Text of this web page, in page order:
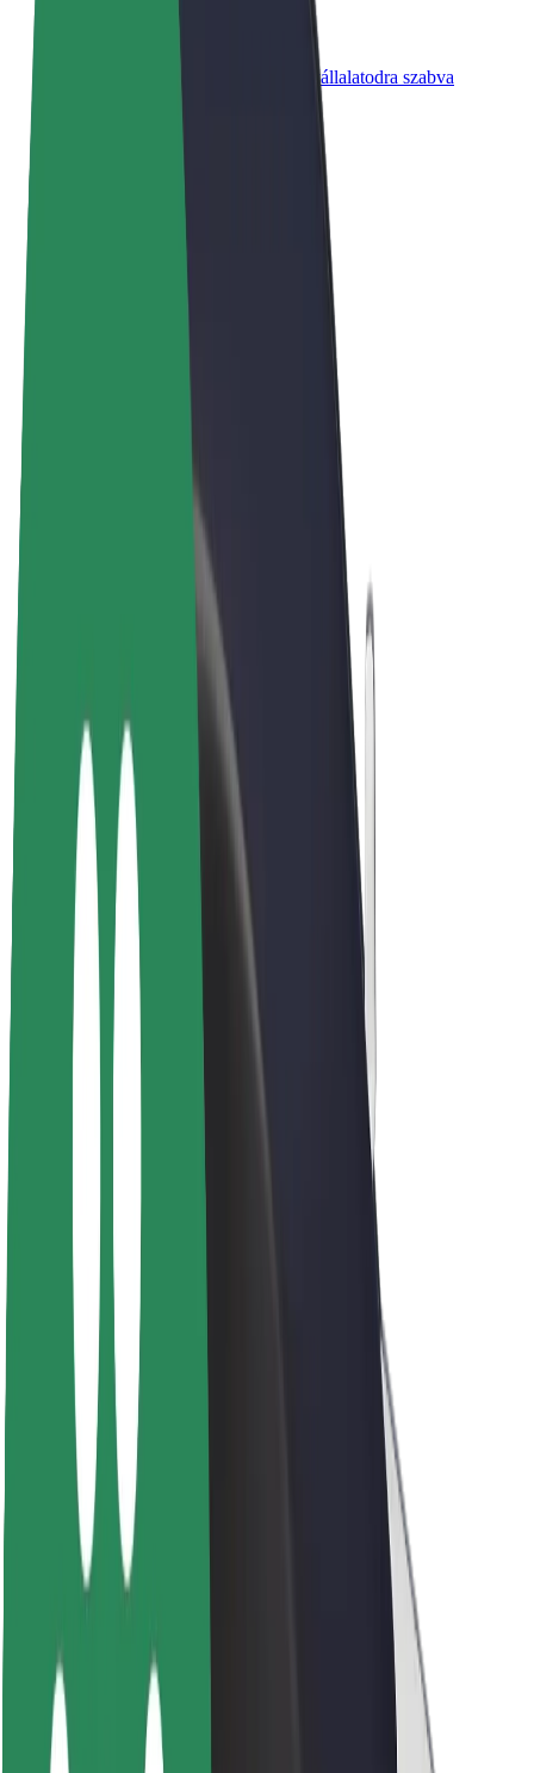
Bolt for Business
Bolt termékek és szolgáltatások a vállalatodra szabva
Bolt Plus
Keress a Bolttal
Sofőrök
Sofőr kereset
Futárok
Futár kereset
Bolt Food kereskedők
Flották
Project Zero
Blog
Sajtószoba
Brand
Küldetés
Befektetői kapcsolatok
Vezetőség
Márka
Urban Fund
Utasbiztonság